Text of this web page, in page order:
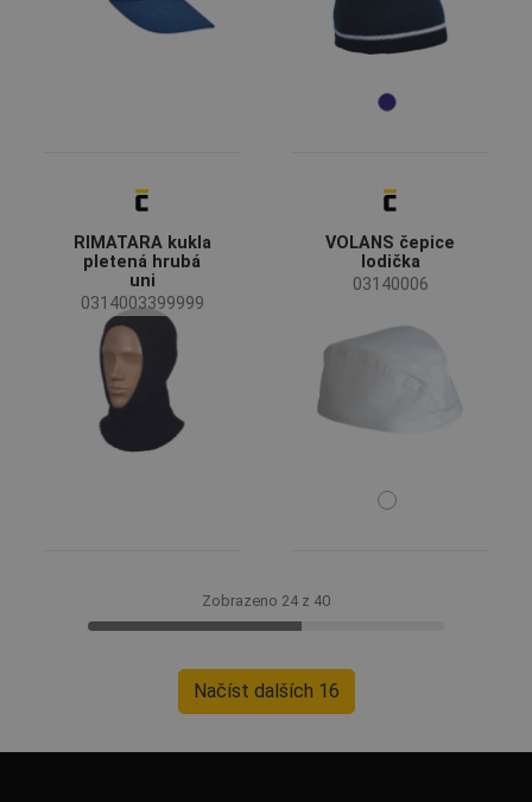
RIMATARA kukla
pletená hrubá
uni
0314003399999
VOLANS čepice
lodička
03140006
Zobrazeno 24 z 40
Načíst dalších 16